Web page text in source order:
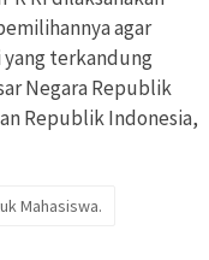
agar
yang terkandung
Negara Republik
Republik Indonesia,
Mahasiswa.